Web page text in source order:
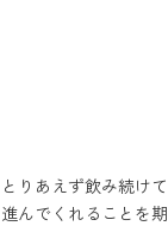
りあえず飲み続けて
んでくれることを期